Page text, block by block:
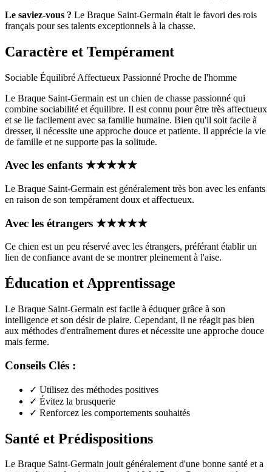
Le saviez-vous ? Le Braque Saint-Germain était le favori des rois
français pour ses talents exceptionnels à la chasse.
Caractère et Tempérament
Sociable Équilibré Affectueux Passionné Proche de l'homme
Le Braque Saint-Germain est un chien de chasse passionné qui
combine sociabilité et équilibre. Il est connu pour être très affectueux
et se lie facilement avec sa famille humaine. Bien qu'il soit facile à
dresser, il nécessite une approche douce et patiente. Il apprécie la vie
de famille et ne supporte pas la solitude.
Avec les enfants ★★★★★
Le Braque Saint-Germain est généralement très bon avec les enfants
en raison de son tempérament doux et affectueux.
Avec les étrangers ★★★★★
Ce chien est un peu réservé avec les étrangers, préférant établir un
lien de confiance avant de se montrer pleinement à l'aise.
Éducation et Apprentissage
Le Braque Saint-Germain est facile à éduquer grâce à son
intelligence et son désir de plaire. Cependant, il ne réagit pas bien
aux méthodes d'entraînement dures et nécessite une approche douce
mais ferme.
Conseils Clés :
✓ Utilisez des méthodes positives
✓ Évitez la brusquerie
✓ Renforcez les comportements souhaités
Santé et Prédispositions
Le Braque Saint-Germain jouit généralement d'une bonne santé et a